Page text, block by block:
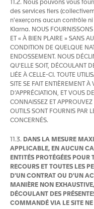
11.2. Nous pouvons vous
des services tiers
n'exerçons aucun contrôle
Klarna. NOUS FOURNISSONS
ET « À BIEN PLAIRE » SANS
CONDITION DE QUELQUE
ENDOSSEMENT. NOUS
QU'ELLE SOIT, DÉCOULANT
LIÉE À CELLE-CI. TOUTE
SITE SE FAIT ENTIÈREMENT
D’APPRÉCIATION, ET VOUS
CONNAISSEZ ET
OUTILS SONT FOURNIS PAR
CONCERNÉS.
11.3. DANS LA MESURE
APPLICABLE, EN AUCUN
ENTITÉS PROTÉGÉES
RECOURS ET TOUTES LES
D'UN CONTRAT OU D'UN
MANIÈRE NON
DÉCOULANT DES
COMMANDÉ VIA LE SITE NE